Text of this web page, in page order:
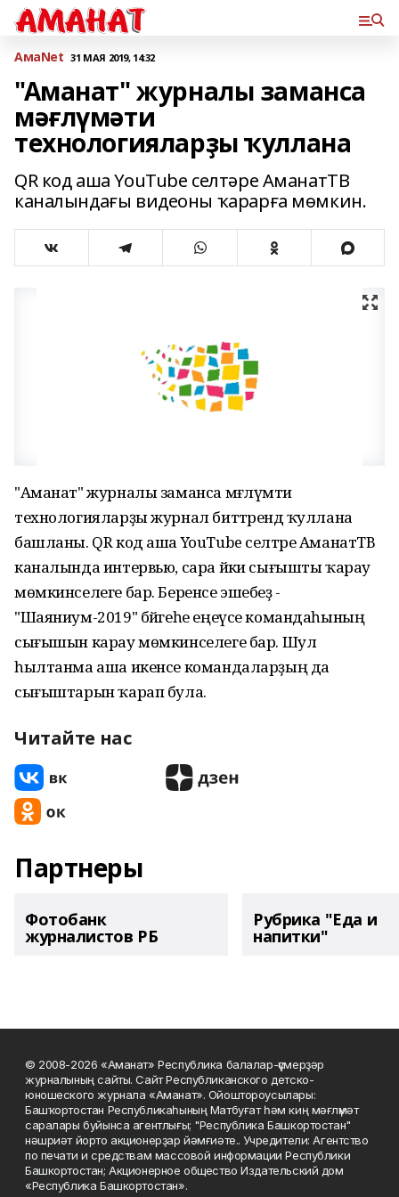
АмаNet 31 МАЯ 2019, 14:32
"Аманат" журналы заманса
мәғлүмәти
технологияларҙы ҡуллана
QR код аша YouTube селтәре АманатТВ
каналындағы видеоны ҡарарға мөмкин.
"Аманат" журналы заманса мәғлүмәти
технологияларҙы журнал биттәрендә ҡуллана
башланы. QR код аша YouTube селтәре АманатТВ
каналында интервью, сара йәки сығышты ҡарау
мөмкинселеге бар. Беренсе эшебеҙ -
"Шаяниум-2019" бәйгеһе еңеүсе командаһының
сығышын карау мөмкинселеге бар. Шул
һылтанма аша икенсе командаларҙың да
сығыштарын ҡарап була.
Читайте нас
Партнеры
Фотобанк
журналистов РБ
Рубрика "Еда и
напитки"
© 2008-2026 «Аманат» Республика балалар-үҫмерҙәр
журналының сайты. Сайт Республиканского детско-
юношеского журнала «Аманат». Ойоштороусылары:
Башҡортостан Республикаһының Матбуғат һәм киң мәғлүмәт
саралары буйынса агентлығы; "Республика Башкортостан"
нәшриәт йорто акционерҙар йәмғиәте.. Учредители: Агентство
по печати и средствам массовой информации Республики
Башкортостан; Акционерное общество Издательский дом
«Республика Башкортостан».